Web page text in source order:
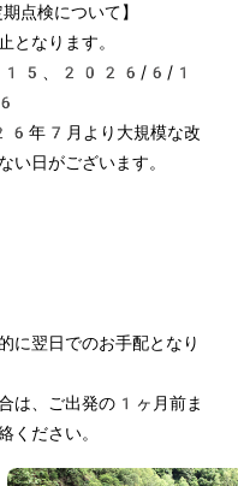
点検について】
となります。
15、2026/6/1
年7月より大規模な改
い日がございます。
に翌日でのお手配となり
は、ご出発の1ヶ月前ま
ください。